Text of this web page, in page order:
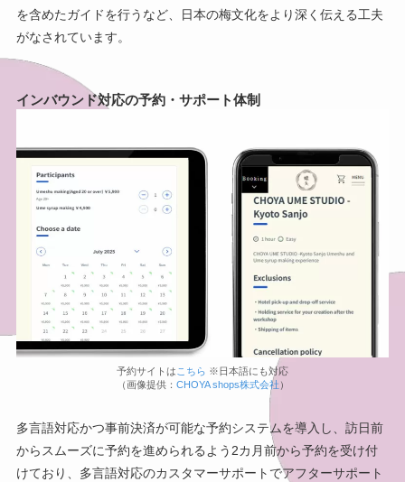
を含めたガイドを行うなど、日本の梅文化をより深く伝える工夫
がなされています。
インバウンド対応の予約・サポート体制
予約サイトは こちら ※日本語にも対応
（画像提供： CHOYA shops株式会社 ）
多言語対応かつ事前決済が可能な予約システムを導入し、訪日前
からスムーズに予約を進められるよう2カ月前から予約を受け付
けており、多言語対応のカスタマーサポートでアフターサポート